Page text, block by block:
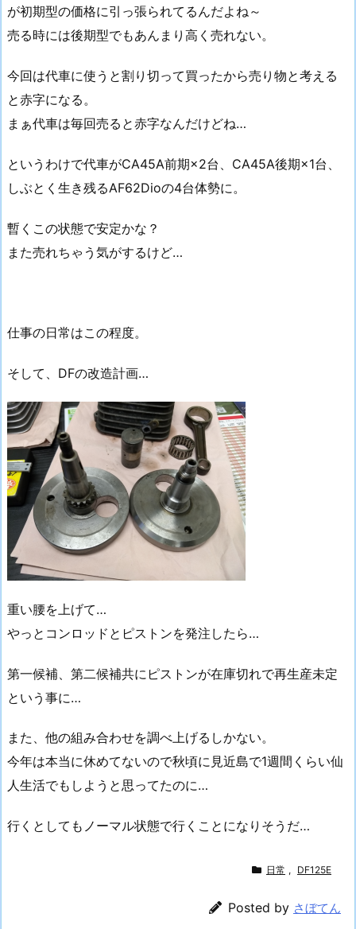
が初期型の価格に引っ張られてるんだよね～
売る時には後期型でもあんまり高く売れない。
今回は代車に使うと割り切って買ったから売り物と考える
と赤字になる。
まぁ代車は毎回売ると赤字なんだけどね…
というわけで代車がCA45A前期×2台、CA45A後期×1台、
しぶとく生き残るAF62Dioの4台体勢に。
暫くこの状態で安定かな？
また売れちゃう気がするけど…
仕事の日常はこの程度。
そして、DFの改造計画…
重い腰を上げて…
やっとコンロッドとピストンを発注したら…
第一候補、第二候補共にピストンが在庫切れで再生産未定
という事に…
また、他の組み合わせを調べ上げるしかない。
今年は本当に休めてないので秋頃に見近島で1週間くらい仙
人生活でもしようと思ってたのに…
行くとしてもノーマル状態で行くことになりそうだ…
日常 , DF125E
Posted by さぼてん